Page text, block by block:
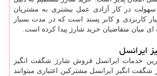
در کار آزادی عمل بیشتری به مشتریان
کاربردی و کابر پسند است که در مدت بسیار
ای میان متقاضیان خرید شارژ پیدا کرده است.
ايرانسل
خدمات ایرانسل فروش شارژ شگفت انگیز
انگیز ایرانسل مشترکین اعتباری میتوانند